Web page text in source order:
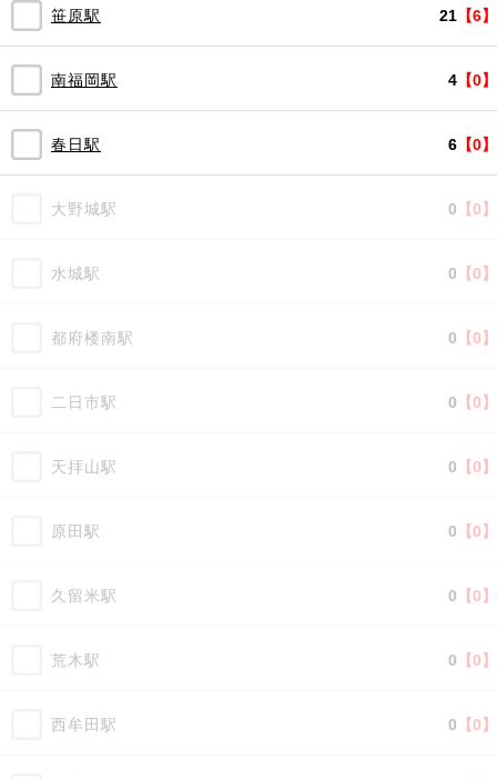
笹原駅 【6】
21
南福岡駅 【0】
4
春日駅 【0】
6
大野城駅 【0】
0
水城駅 【0】
0
都府楼南駅 【0】
0
二日市駅 【0】
0
天拝山駅 【0】
0
原田駅 【0】
0
久留米駅 【0】
0
荒木駅 【0】
0
西牟田駅 【0】
0